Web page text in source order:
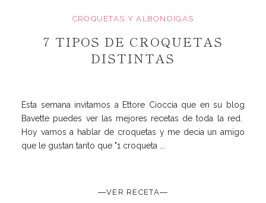
CROQUETAS Y ALBONDIGAS
7 TIPOS DE CROQUETAS
DISTINTAS
Esta semana invitamos a Ettore Cioccia que en su blog
Bavette puedes ver las mejores recetas de toda la red.
Hoy vamos a hablar de croquetas y me decia un amigo
que le gustan tanto que "1 croqueta ...
―VER RECETA―